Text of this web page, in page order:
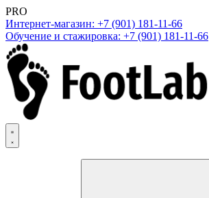
PRO
Интернет-магазин: +7 (901) 181-11-66
Обучение и стажировка: +7 (901) 181-11-66